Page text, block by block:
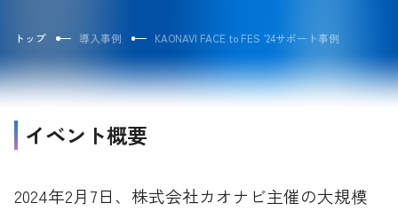
トップ 導入事例 KAONAVI FACE to FES ’24サポート事例
イベント概要
2024年2月7日、株式会社カオナビ主催の大規模